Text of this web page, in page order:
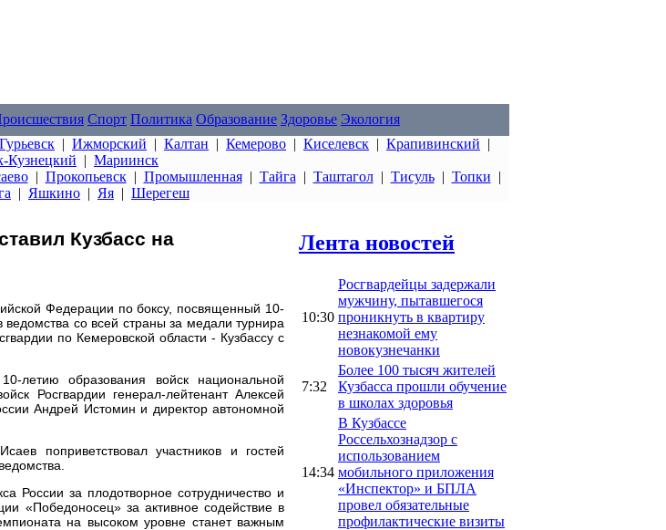
Спорт Политика Образование Здоровье Экология
Гурьевск | Ижморский | Калтан | Кемерово | Киселевск | Крапивинский |
Кузнецкий | Мариинск
| Прокопьевск| Промышленная| Тайга | Таштагол| Тисуль| Топки |
| Яшкино | Яя | Шерегеш
Кузбасс на
Федерации по боксу, посвященный 10-
со всей страны за медали турнира
по Кемеровской области - Кузбассу с
летию образования войск национальной
Росгвардии генерал-лейтенант Алексей
Андрей Истомин и директор автономной
поприветствовал участников и гостей
России за плодотворное сотрудничество и
«Победоносец» за активное содействие в
на высоком уровне станет важным
Лента новостей
10:30
Росгвардейцы задержали
мужчину, пытавшегося
проникнуть в квартиру
незнакомой ему
новокузнечанки
7:32
Более 100 тысяч жителей
Кузбасса прошли обучение
в школах здоровья
14:34
В Кузбассе
Россельхознадзор с
использованием
мобильного приложения
«Инспектор» и БПЛА
провел обязательные
профилактические визиты